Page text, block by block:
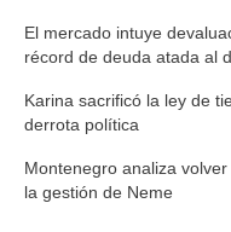
El mercado intuye
récord de deuda atada al
Karina sacrificó la ley de
derrota política
Montenegro analiza
la gestión de Neme